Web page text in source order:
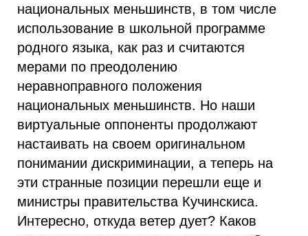
национальных меньшинств, в том числе
использование в школьной программе
родного языка, как раз и считаются
мерами по преодолению
неравноправного положения
национальных меньшинств. Но наши
виртуальные оппоненты продолжают
настаивать на своем оригинальном
понимании дискриминации, а теперь на
эти странные позиции перешли еще и
министры правительства Кучинскиса.
Интересно, откуда ветер дует? Каков